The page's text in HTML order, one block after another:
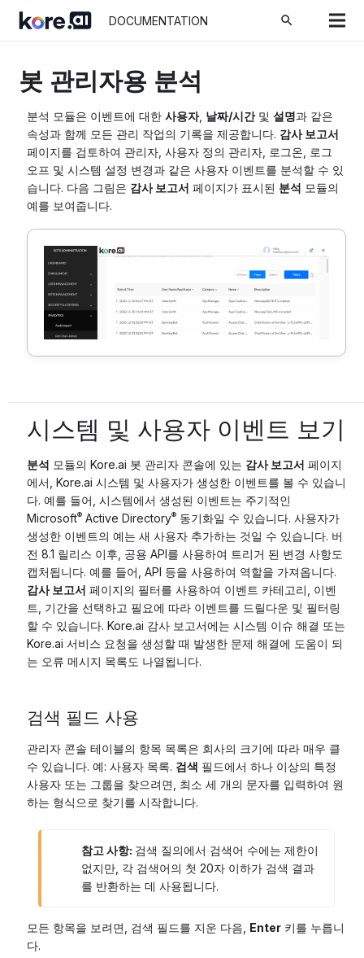
DOCUMENTATION search
봇 관리자용 분석
분석 모듈은 이벤트에 대한 사용자, 날짜/시간및 설명과 같은
속성과 함께 모든 관리 작업의 기록을 제공합니다. 감사 보고서
페이지를 검토하여 관리자, 사용자 정의 관리자, 로그온, 로그
오프 및 시스템 설정 변경과 같은 사용자 이벤트를 분석할 수 있
습니다. 다음 그림은 감사 보고서 페이지가 표시된 분석 모듈의
예를 보여줍니다.
시스템 및 사용자 이벤트 보기
분석 모듈의 Kore.ai 봇 관리자 콘솔에 있는 감사 보고서 페이지
에서, Kore.ai 시스템 및 사용자가 생성한 이벤트를 볼 수 있습니
다. 예를 들어, 시스템에서 생성된 이벤트는 주기적인
Microsoft®Active Directory®동기화일 수 있습니다. 사용자가
생성한 이벤트의 예는 새 사용자 추가하는 것일 수 있습니다. 버
전 8.1 릴리스 이후, 공용 API를 사용하여 트리거 된 변경 사항도
캡처됩니다. 예를 들어, API 등을 사용하여 역할을 가져옵니다.
감사 보고서 페이지의 필터를 사용하여 이벤트 카테고리, 이벤
트, 기간을 선택하고 필요에 따라 이벤트를 드릴다운 및 필터링
할 수 있습니다. Kore.ai 감사 보고서에는 시스템 이슈 해결 또는
Kore.ai 서비스 요청을 생성할 때 발생한 문제 해결에 도움이 되
는 오류 메시지 목록도 나열됩니다.
검색 필드 사용
관리자 콘솔 테이블의 항목 목록은 회사의 크기에 따라 매우 클
수 있습니다. 예: 사용자 목록. 검색 필드에서 하나 이상의 특정
사용자 또는 그룹을 찾으려면, 최소 세 개의 문자를 입력하여 원
하는 형식으로 찾기를 시작합니다.
참고 사항: 검색 질의에서 검색어 수에는 제한이
없지만, 각 검색어의 첫 20자 이하가 검색 결과
를 반환하는 데 사용됩니다.
모든 항목을 보려면, 검색 필드를 지운 다음, Enter키를 누릅니
다.